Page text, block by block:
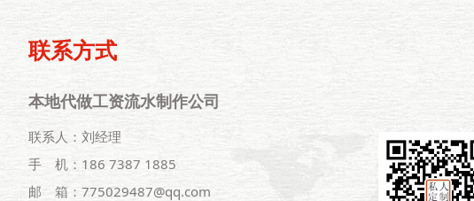
联系方式
本地代做工资流水制作公司
联系人：刘经理
手 机：186 7387 1885
邮 箱：775029487@qq.com